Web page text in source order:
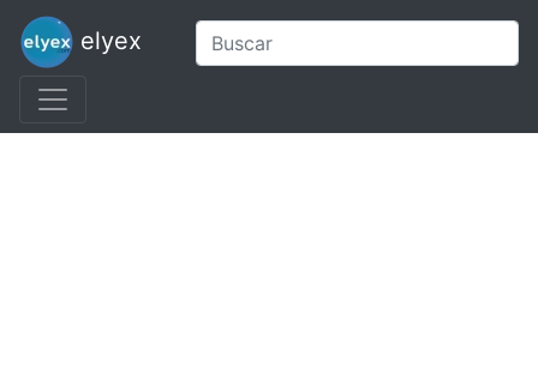
elyex